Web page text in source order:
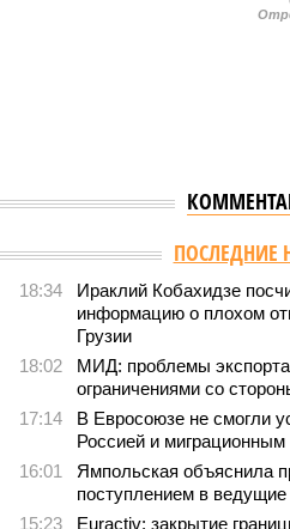
Версия //Общество //
Мы могли бы
Мы могли бы жить сотни лет,
Возраст бессмертия